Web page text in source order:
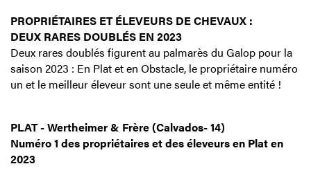
PROPRIÉTAIRES ET ÉLEVEURS DE CHEVAUX :
DEUX RARES DOUBLÉS EN 2023
Deux rares doublés figurent au palmarès du Galop pour la
saison 2023 : En Plat et en Obstacle, le propriétaire numéro
un et le meilleur éleveur sont une seule et même entité !
PLAT - Wertheimer & Frère (Calvados- 14)
Numéro 1 des propriétaires et des éleveurs en Plat en
2023